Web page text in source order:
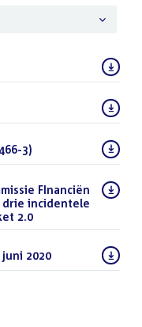
3)
FInanciën
incidentele
2.0
2020